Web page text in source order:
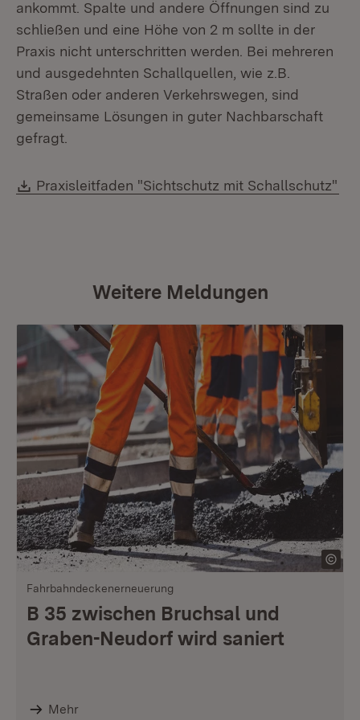
ankommt. Spalte und andere Öffnungen sind zu
schließen und eine Höhe von 2 m sollte in der
Praxis nicht unterschritten werden. Bei mehreren
und ausgedehnten Schallquellen, wie z.B.
Straßen oder anderen Verkehrswegen, sind
gemeinsame Lösungen in guter Nachbarschaft
gefragt.
Download:
Praxisleitfaden "Sichtschutz mit Schallschutz"
Weitere Meldungen
Fahrbahndeckenerneuerung
B 35 zwischen Bruchsal und
Graben-Neudorf wird saniert
Mehr